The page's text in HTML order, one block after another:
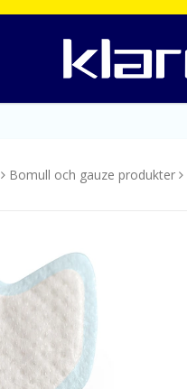
Bomull och gauze produkter